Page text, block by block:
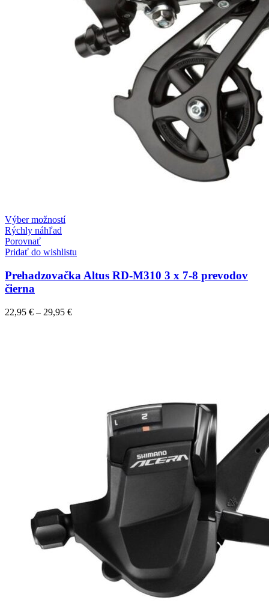
Výber možnostíTento
viacero
Možnosti
na
Rýchly náhľad
Porovnať
Pridať do wishlistu
Prehadzovačka Altus RD-M310 3 x 7-8 prevodov
čierna
22,95 € – 29,95 €Price